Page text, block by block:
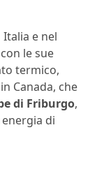
e nel
le sue
termico,
Canada, che
di Friburgo,
di